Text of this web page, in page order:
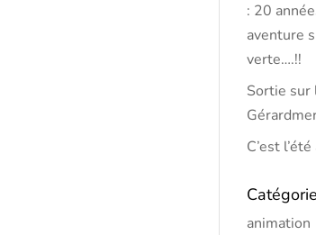
: 20
aventure
verte….!!
Sortie sur
C’est
animation